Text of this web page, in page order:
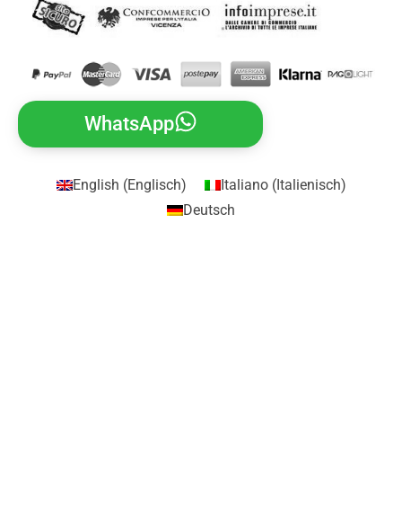
WhatsApp
English (Englisch) Italiano(Italienisch)
Deutsch